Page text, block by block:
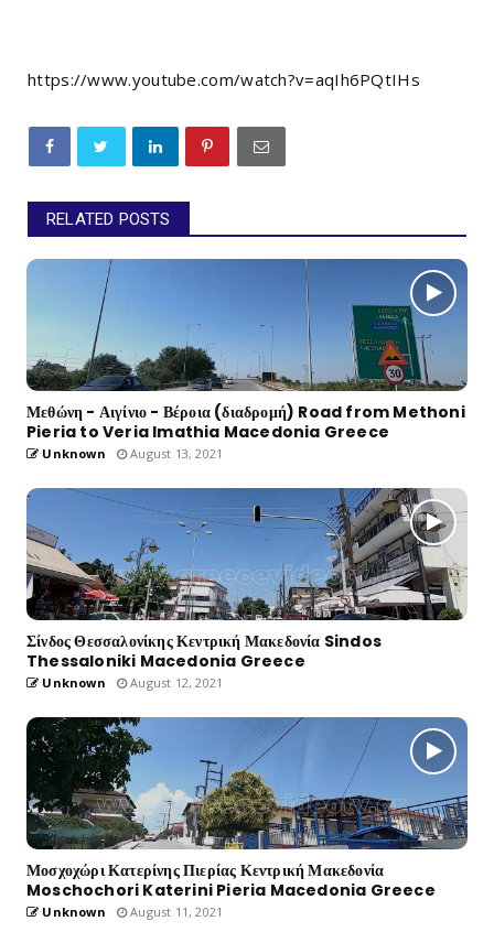
https://www.youtube.com/watch?v=aqIh6PQtIHs
RELATED POSTS
Μεθώνη - Αιγίνιο - Βέροια (διαδρομή) Road from Methoni
Pieria to Veria Imathia Macedonia Greece
Unknown August 13, 2021
Σίνδος Θεσσαλονίκης Κεντρική Μακεδονία Sindos
Thessaloniki Macedonia Greece
Unknown August 12, 2021
Μοσχοχώρι Κατερίνης Πιερίας Κεντρική Μακεδονία
Moschochori Katerini Pieria Macedonia Greece
Unknown August 11, 2021